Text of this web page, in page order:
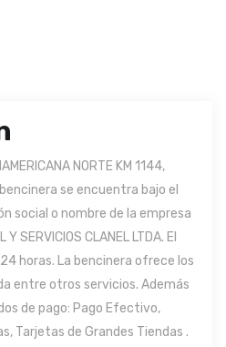
NORTE KM 1144,
se encuentra bajo el
social o nombre de la empresa
SERVICIOS CLANEL LTDA. El
horas. La bencinera ofrece los
entre otros servicios. Además
de pago: Pago Efectivo,
Tarjetas de Grandes Tiendas .